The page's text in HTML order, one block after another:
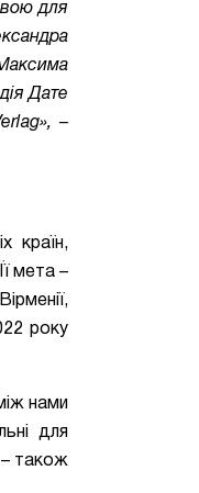
для
Дате
»,–
країн,
мета –
року
нами
для
–також